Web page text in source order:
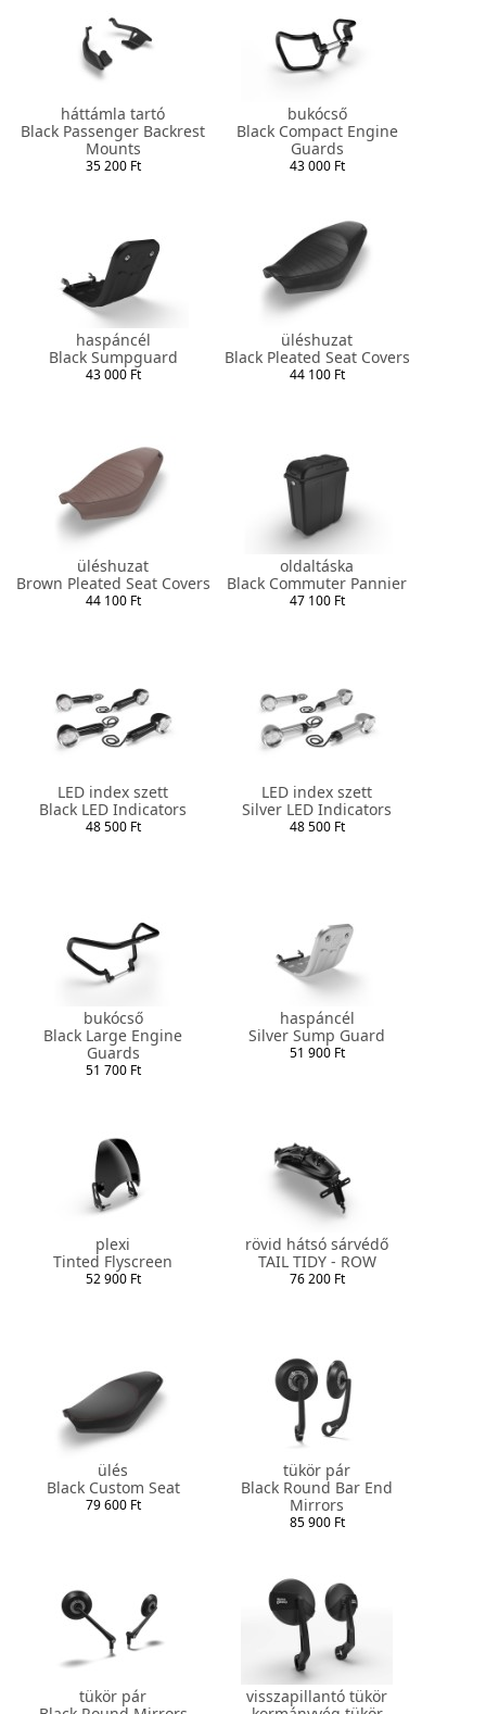
háttámla tartó
Black Passenger Backrest
Mounts
35 200 Ft
bukócső
Black Compact Engine
Guards
43 000 Ft
haspáncél
Black Sumpguard
43 000 Ft
üléshuzat
Black Pleated Seat Covers
44 100 Ft
üléshuzat
Brown Pleated Seat Covers
44 100 Ft
oldaltáska
Black Commuter Pannier
47 100 Ft
LED index szett
Black LED Indicators
48 500 Ft
LED index szett
Silver LED Indicators
48 500 Ft
bukócső
Black Large Engine
Guards
51 700 Ft
haspáncél
Silver Sump Guard
51 900 Ft
plexi
Tinted Flyscreen
52 900 Ft
rövid hátsó sárvédő
TAIL TIDY - ROW
76 200 Ft
ülés
Black Custom Seat
79 600 Ft
tükör pár
Black Round Bar End
Mirrors
85 900 Ft
tükör pár
visszapillantó tükör